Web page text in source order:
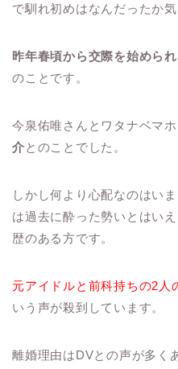
で馴れ初めはなんだったか気
昨年春頃から交際を始めら
のことです。
今泉佑唯さんとワタナベマ
介とのことでした。
しかし何より心配なのはい
は過去に酔った勢いとはい
歴のある方です。
元アイドルと前科持ちの2人
いう声が殺到しています。
離婚理由はDVとの声が多く